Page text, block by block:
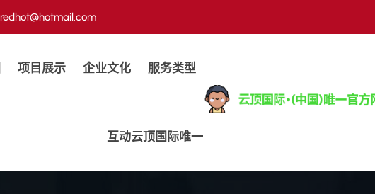
redhot@hotmail.com
项目展示 企业文化 服务类型
互动云顶国际唯一